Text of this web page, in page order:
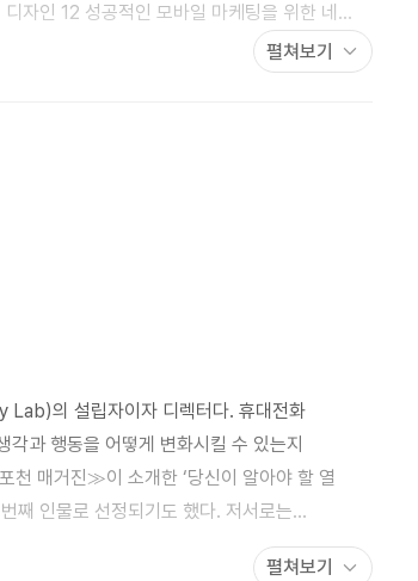
펼쳐보기
의 설립자이자 디렉터다. 휴대전화
과 행동을 어떻게 변화시킬 수 있는지
매거진≫이 소개한 ‘당신이 알아야 할 열
인물로 선정되기도 했다. 저서로는
Technology: Using Computers to
펼쳐보기